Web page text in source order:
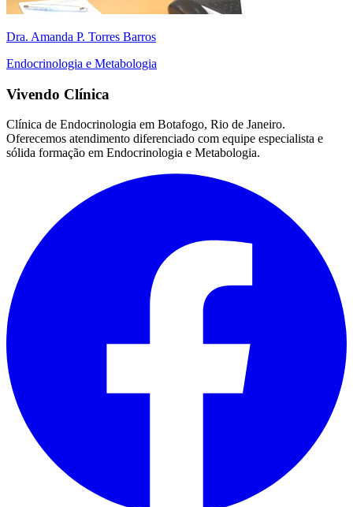
Dra. Amanda P. Torres Barros
Endocrinologia e Metabologia
Vivendo Clínica
Clínica de Endocrinologia em Botafogo, Rio de Janeiro.
Oferecemos atendimento diferenciado com equipe especialista e
sólida formação em Endocrinologia e Metabologia.